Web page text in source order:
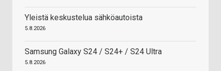
Yleistä keskustelua sähköautoista
5.8.2026
Samsung Galaxy S24 / S24+ / S24 Ultra
5.8.2026